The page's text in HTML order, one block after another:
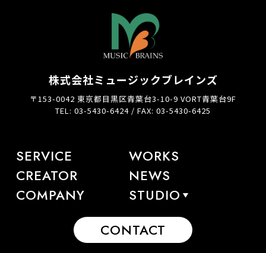
株式会社ミュージックブレインズ
〒153-0042 東京都目黒区青葉台3-10-9 VORT青葉台9F
TEL: 03-5430-6424 / FAX: 03-5430-6425
SERVICE
WORKS
CREATOR
NEWS
COMPANY
STUDIO
CONTACT